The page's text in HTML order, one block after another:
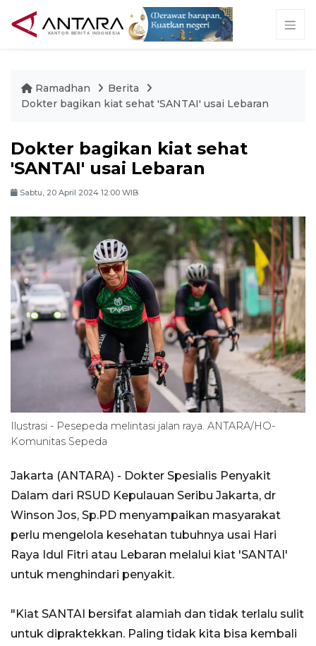
Ramadhan
Berita
Dokter bagikan kiat sehat 'SANTAI' usai Lebaran
Dokter bagikan kiat sehat
'SANTAI' usai Lebaran
Sabtu, 20 April 2024 12:00 WIB
Ilustrasi - Pesepeda melintasi jalan raya. ANTARA/HO-
Komunitas Sepeda
Jakarta (ANTARA) - Dokter Spesialis Penyakit
Dalam dari RSUD Kepulauan Seribu Jakarta, dr
Winson Jos, Sp.PD menyampaikan masyarakat
perlu mengelola kesehatan tubuhnya usai Hari
Raya Idul Fitri atau Lebaran melalui kiat 'SANTAI'
untuk menghindari penyakit.
"Kiat SANTAI bersifat alamiah dan tidak terlalu sulit
untuk dipraktekkan. Paling tidak kita bisa kembali